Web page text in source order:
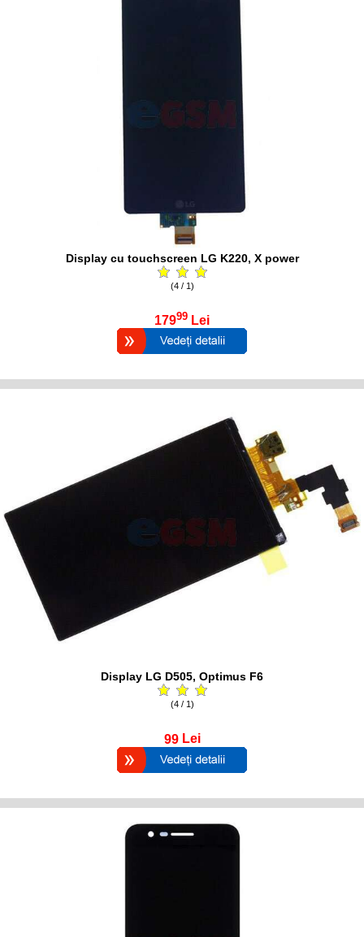
Display cu touchscreen LG K220, X power
(4 / 1)
17999 Lei
Display LG D505, Optimus F6
(4 / 1)
99 Lei